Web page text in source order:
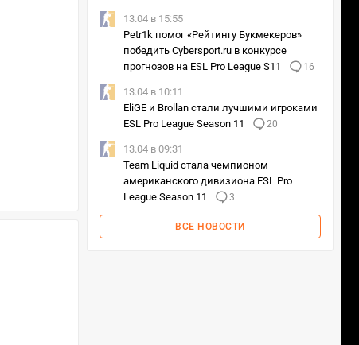
13.04 в 15:55
Petr1k помог «Рейтингу Букмекеров»
победить Cybersport.ru в конкурсе
прогнозов на ESL Pro League S11
16
13.04 в 10:11
EliGE и Brollan стали лучшими игроками
ESL Pro League Season 11
20
13.04 в 09:31
Team Liquid стала чемпионом
американского дивизиона ESL Pro
League Season 11
3
ВСЕ НОВОСТИ